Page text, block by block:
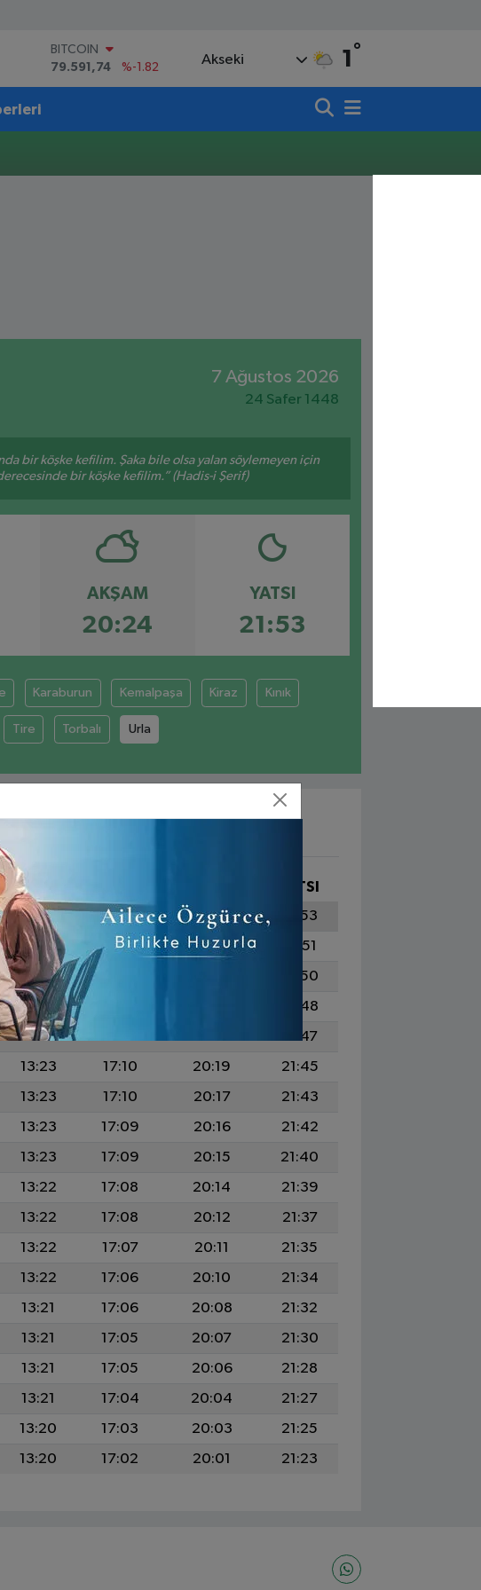
BITCOIN
79.591,74
%-1.82
DOLAR
61,60380
%0.18
Akseki 1 °
7 Ağustos 2026
24 Safer 1448
bir köşke kefilim. Şaka bile olsa yalan söylemeyen için
bir köşke kefilim.” (Hadis-i Şerif)
AKŞAM
20:24
YATSI
21:53
Karaburun Kemalpaşa Kiraz Kınık
Tire Torbalı Urla
ÖĞLE
YATSI
13:24 17:13 20:24
21:53
13:24 17:12 20:23
21:51
13:24
21:50
13:23
21:48
13:23
21:47
13:23 17:10 20:19
21:45
13:23 17:10 20:17
21:43
13:23 17:09 20:16
21:42
13:23 17:09 20:15
21:40
13:22 17:08 20:14
21:39
13:22 17:08 20:12
21:37
13:22 17:07 20:11
21:35
13:22 17:06 20:10
21:34
13:21 17:06 20:08
21:32
13:21 17:05 20:07
21:30
13:21 17:05 20:06
21:28
13:21 17:04 20:04
21:27
13:20 17:03 20:03
21:25
13:20 17:02 20:01 21:23